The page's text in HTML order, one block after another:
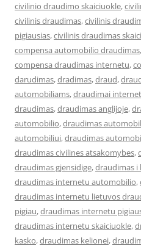
civilinio draudimo skaiciuokle,
civilinis draudimas,civilinis
pigiausias,civilinis draudimas
compensa automobilio draudimas,
compensa draudimas internetu,
darudimas,dradimas,draud,
automobiliams,draudimai
draudimas,draudimas anglijoje,
automobilio,draudimas
automobiliui,draudimas
draudimas civilines atsakomybes,
draudimas gjensidige,draudimas i
draudimas internetu automobilio,
draudimas internetu lietuvos
pigiau,draudimas internetu
draudimas internetu skaiciuokle,
kasko,draudimas kelionei,